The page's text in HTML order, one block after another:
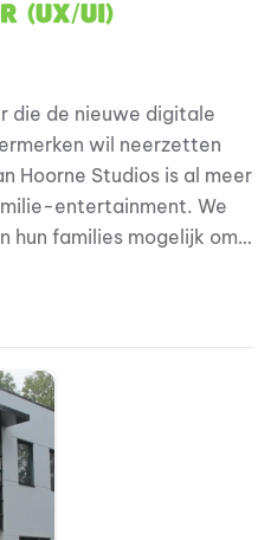
(UX/UI)
die de nieuwe digitale
wil neerzetten
Hoorne Studios is al meer
entertainment. We
hun families mogelijk om
geliefde merken als
Mike & Molly, en werken
licensing en onze eigen
Molenwaard,
en De Tovertuin). We
dat al onze
samenbrengt: